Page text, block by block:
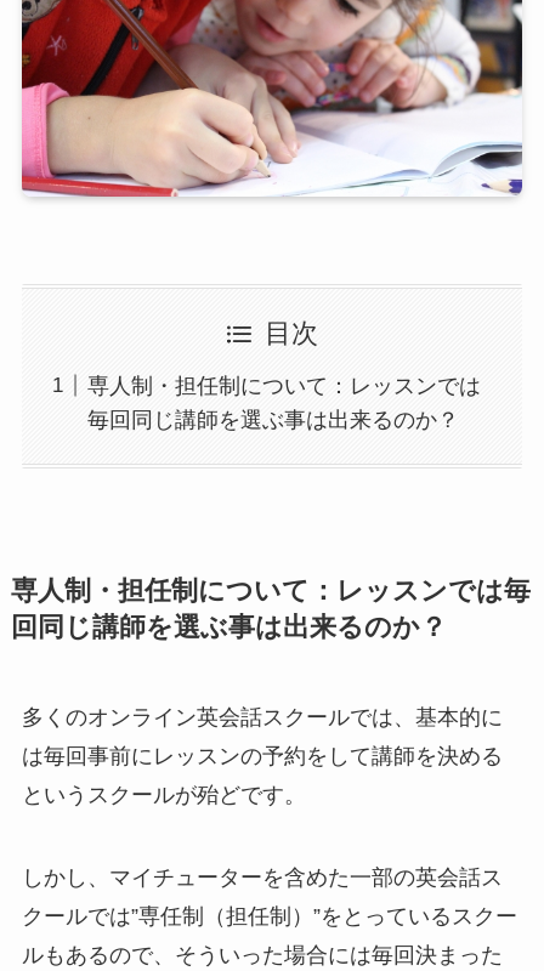
目次
専人制・担任制について：レッスンでは
毎回同じ講師を選ぶ事は出来るのか？
専人制・担任制について：レッスンでは毎
回同じ講師を選ぶ事は出来るのか？
多くのオンライン英会話スクールでは、基本的に
は毎回事前にレッスンの予約をして講師を決める
というスクールが殆どです。
しかし、マイチューターを含めた一部の英会話ス
クールでは”専任制（担任制）”をとっているスクー
ルもあるので、そういった場合には毎回決まった